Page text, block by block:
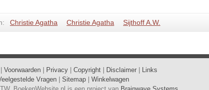
Christie Agatha Christie Agatha Sijthoff A.W.
Voorwaarden Privacy Copyright Disclaimer
Links
Vragen Sitemap
Winkelwagen